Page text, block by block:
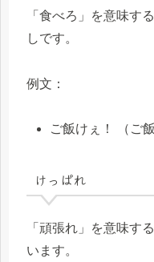
「食べろ」を意味す
しです。
例文：
ご飯けぇ！ （ご
けっぱれ
「頑張れ」を意味す
います。